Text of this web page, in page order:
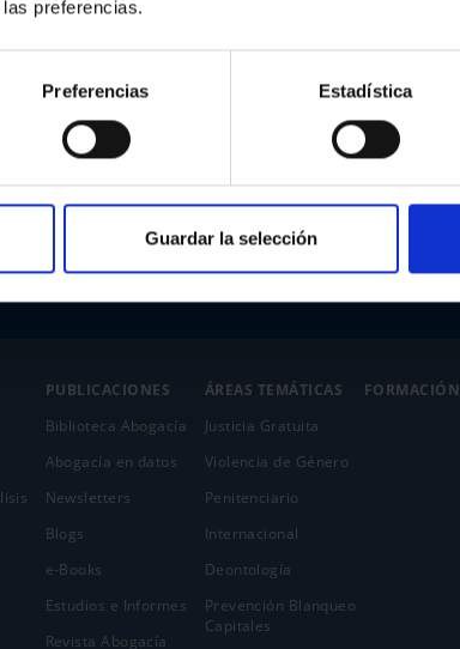
preferencias.
Preferencias Estadística
Guardar la selección
PUBLICACIONES
Biblioteca Abogacía
Abogacía en datos
Newsletters
Blogs
e-Books
Estudios e Informes
Revista Abogacía
ÁREAS TEMÁTICAS
Justicia Gratuita
Violencia de Género
Penitenciario
Internacional
Deontología
Prevención Blanqueo
Capitales
FORMACIÓN